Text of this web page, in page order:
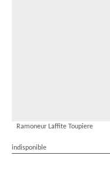
Ramoneur Laffite Toupiere
indisponible